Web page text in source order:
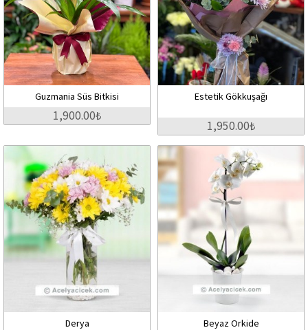
Guzmania Süs Bitkisi
1,900.00₺
Estetik Gökkuşağı
1,950.00₺
Derya Beyaz Orkide